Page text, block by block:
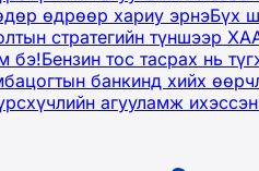
өдрөөр хариу эрнэБүх
стратегийн түншээр
бэ!Бензин тос тасрах нь
банкинд хийх
агууламж